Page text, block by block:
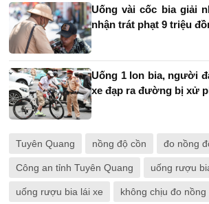
Uống vài cốc bia giải
nhận trát phạt 9 triệu
Uống 1 lon bia, người
xe đạp ra đường bị xử
Tuyên Quang nồng độ cồn đo nồng
Công an tỉnh Tuyên Quang uống rượu
uống rượu bia lái xe không chịu đo nồng